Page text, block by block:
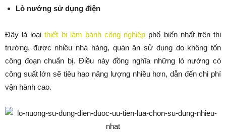
Lò nướng sử dụng điện
Đây là loạithiết bị làm bánh công nghiệp phổ biến nhất trên thị
trường, được nhiều nhà hàng, quán ăn sử dụng do không tốn
công đoạn chuẩn bị. Điều này đồng nghĩa những lò nướng có
công suất lớn sẽ tiêu hao năng lượng nhiều hơn, dẫn đến chi phí
vận hành cao.